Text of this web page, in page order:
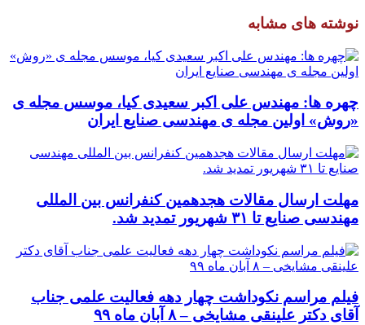
نوشته های مشابه
چهره ها: مهندس علی اکبر سعیدی کیا، موسس مجله ی
«روش» اولین مجله ی مهندسی صنایع ایران
مهلت ارسال مقالات هجدهمین کنفرانس بین المللی
مهندسی صنایع تا ۳۱ شهریور تمدید شد.
فیلم مراسم نکوداشت چهار دهه فعالیت علمی جناب
آقای دکتر علینقی مشایخی – ۸ آبان ماه ۹۹